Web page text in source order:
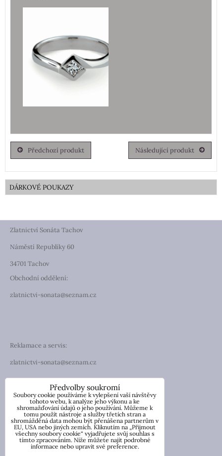
Předchozí produkt Následující produkt
DÁRKOVÉ POUKAZY
Zlatnictví Sonáta Tachov
Náměstí Republiky 60
34701 Tachov
Obchodní oddělení:
zlatnictvi-sonata@seznam.cz
Reklamace a servis:
zlatnictvi-sonata@seznam.cz
TELEFON
Telefon: +420 774 194 130
IČO: 13854976
DIČ: CZ7057181846
Nicole Wetzlerová
Předvolby soukromí
Soubory cookie používáme k vylepšení vaší návštěvy
tohoto webu, k analýze jeho výkonu a ke
shromažďování údajů o jeho používání. Můžeme k
tomu použít nástroje a služby třetích stran a
shromážděná data mohou být přenášena partnerům v
EU, USA nebo jiných zemích. Kliknutím na „Přijmout
všechny soubory cookie“ vyjadřujete svůj souhlas s
tímto zpracováním. Níže můžete najít podrobné
informace nebo upravit své preference.